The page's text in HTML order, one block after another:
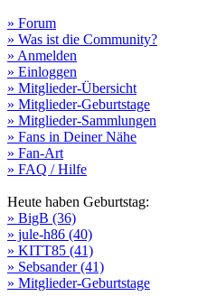
» Forum
» Was ist die Community?
» Anmelden
» Einloggen
» Mitglieder-Übersicht
» Mitglieder-Geburtstage
» Mitglieder-Sammlungen
» Fans in Deiner Nähe
» Fan-Art
» FAQ / Hilfe
Heute haben Geburtstag:
» BigB (36)
» jule-h86 (40)
» KITT85 (41)
» Sebsander (41)
» Mitglieder-Geburtstage